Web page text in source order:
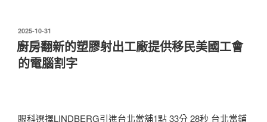
發
佈
於
2025-10-31
廚房翻新的塑膠射出工廠提供移民美國工會
的電腦割字
眼科選擇LINDBERG引進台北當舖1點 33分 28秒 台北當鋪